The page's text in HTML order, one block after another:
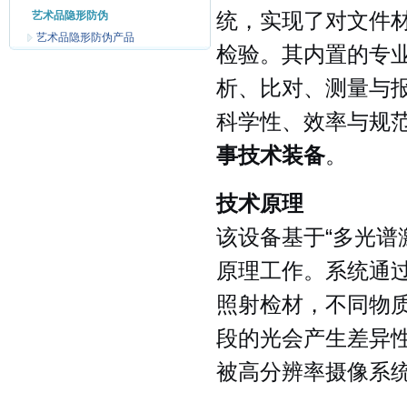
艺术品隐形防伪
艺术品隐形防伪产品
统，实现了对文件
检验。其内置的专
析、比对、测量与
科学性、效率与规
事技术装备。
技术原理
该设备基于“多光谱
原理工作。系统通
照射检材，不同物
段的光会产生差异
被高分辨率摄像系